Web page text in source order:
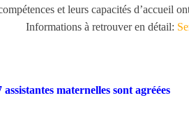
et leurs capacités d’accueil
Informations à retrouver en détail:
maternelles sont agréées